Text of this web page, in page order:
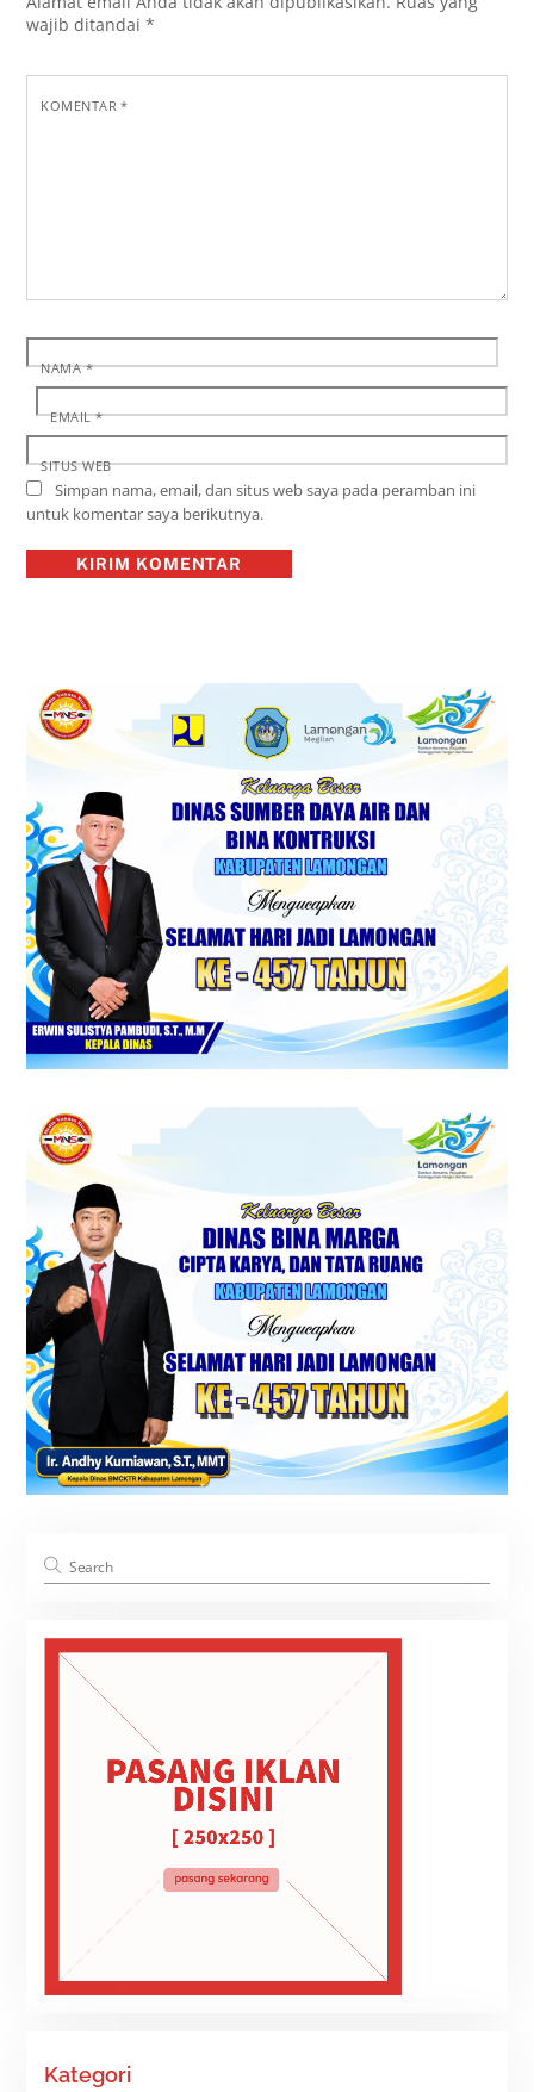
wajib ditandai*
KOMENTAR*
NAMA*
EMAIL*
SITUS WEB
Simpan nama, email, dan situs web saya pada peramban ini
untuk komentar saya berikutnya.
Kategori